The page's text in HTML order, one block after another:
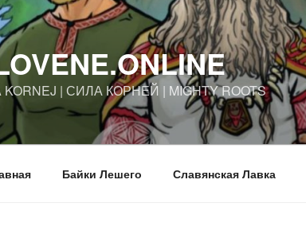
KORNEJ | СИЛА КОРНЕЙ | MIGHTY ROOTS
Байки Лешего Славянская Лавка